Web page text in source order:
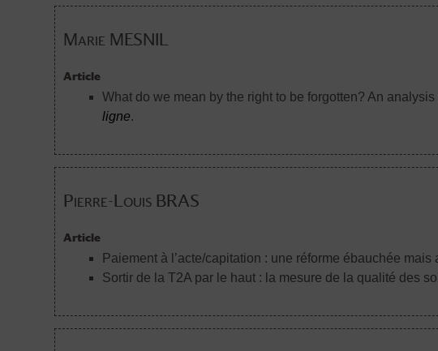
Marie MESNIL
Article
What do we mean by the right to be forgotten? An
ligne.
Pierre-Louis BRAS
Article
Paiement à l’acte/capitation : une réforme ébauchée
Sortir de la T2A par le haut : la mesure de la qualité des